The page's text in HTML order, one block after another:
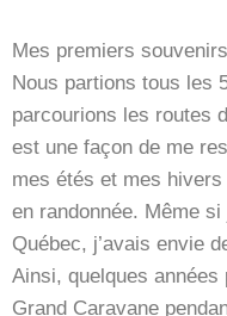
Mes premiers
Nous partions tous les
parcourions les routes
est une façon de me
mes étés et mes
en randonnée. Même
Québec, j’avais envie
Ainsi, quelques
Grand Caravane